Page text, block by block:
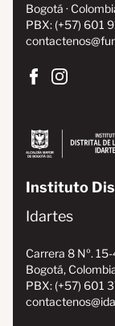
Bogotá ·
PBX: (+57) 601
Instituto
Idartes
Carrera 8 Nº.
Bogotá,
PBX: (+57) 601